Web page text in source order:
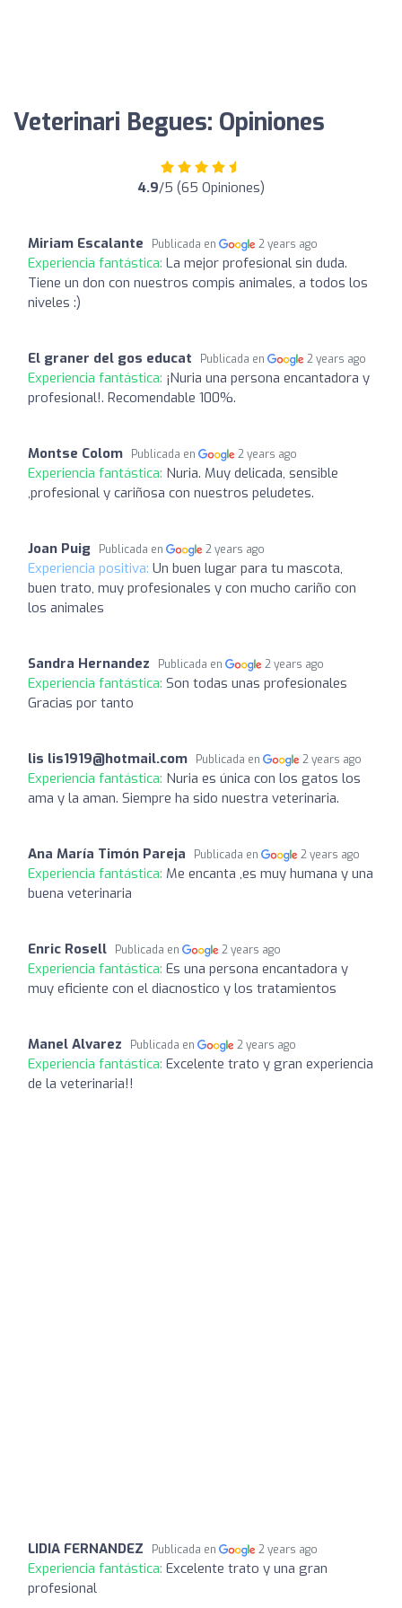
Veterinari Begues: Opiniones
4.9/5 (65 Opiniones)
Miriam Escalante Publicada en 2 years ago
Experiencia fantástica: La mejor profesional sin duda.
Tiene un don con nuestros compis animales, a todos los
niveles :)
El graner del gos educat Publicada en 2 years ago
Experiencia fantástica: ¡Nuria una persona encantadora y
profesional!. Recomendable 100%.
Montse Colom Publicada en 2 years ago
Experiencia fantástica: Nuria. Muy delicada, sensible
,profesional y cariñosa con nuestros peludetes.
Joan Puig Publicada en 2 years ago
Experiencia positiva: Un buen lugar para tu mascota,
buen trato, muy profesionales y con mucho cariño con
los animales
Sandra Hernandez Publicada en 2 years ago
Experiencia fantástica: Son todas unas profesionales
Gracias por tanto
lis lis1919@hotmail.com Publicada en 2 years ago
Experiencia fantástica: Nuria es única con los gatos los
ama y la aman. Siempre ha sido nuestra veterinaria.
Ana María Timón Pareja Publicada en 2 years ago
Experiencia fantástica: Me encanta ,es muy humana y una
buena veterinaria
Enric Rosell Publicada en 2 years ago
Experiencia fantástica: Es una persona encantadora y
muy eficiente con el diacnostico y los tratamientos
Manel Alvarez Publicada en 2 years ago
Experiencia fantástica: Excelente trato y gran experiencia
de la veterinaria!!
LIDIA FERNANDEZ Publicada en 2 years ago
Experiencia fantástica: Excelente trato y una gran
profesional